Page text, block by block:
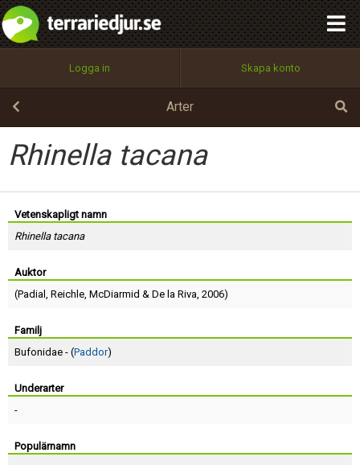
Logga in Skapa konto
Arter
Rhinella tacana
Vetenskapligt namn
Rhinella tacana
Auktor
(Padial , Reichle, McDiarmid & De la Riva, 2006)
Familj
Bufonidae - (Paddor)
Underarter
-
Populärnamn
Utför
100%
OK
integritetspolicy
Namn:
Epost:
Lösenord:
Terms of Service
Begär nytt lösenord
Tillbaka till förstasidan